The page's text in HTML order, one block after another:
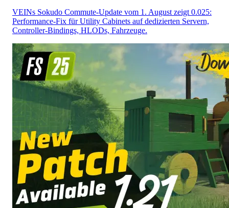
VEINs Sokudo Commute-Update vom 1. August zeigt 0.025:
Performance-Fix für Utility Cabinets auf dedizierten Servern,
Controller-Bindings, HLODs, Fahrzeuge.